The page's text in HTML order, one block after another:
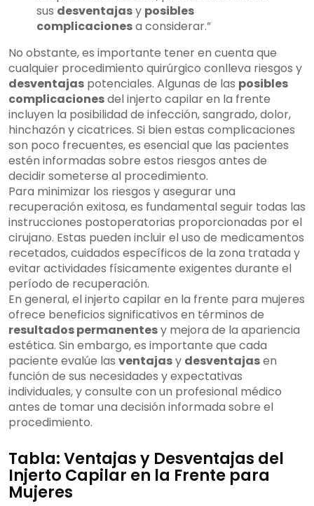
sus desventajasy posibles
complicacionesa considerar.”
No obstante, es importante tener en cuenta que
cualquier procedimiento quirúrgico conlleva riesgos y
desventajas potenciales. Algunas de las posibles
complicacionesdel injerto capilar en la frente
incluyen la posibilidad de infección, sangrado, dolor,
hinchazón y cicatrices. Si bien estas complicaciones
son poco frecuentes, es esencial que las pacientes
estén informadas sobre estos riesgos antes de
decidir someterse al procedimiento.
Para minimizar los riesgos y asegurar una
recuperación exitosa, es fundamental seguir todas las
instrucciones postoperatorias proporcionadas por el
cirujano. Estas pueden incluir el uso de medicamentos
recetados, cuidados específicos de la zona tratada y
evitar actividades físicamente exigentes durante el
período de recuperación.
En general, el injerto capilar en la frente para mujeres
ofrece beneficios significativos en términos de
resultados permanentesy mejora de la apariencia
estética. Sin embargo, es importante que cada
paciente evalúe las ventajasy desventajasen
función de sus necesidades y expectativas
individuales, y consulte con un profesional médico
antes de tomar una decisión informada sobre el
procedimiento.
Tabla: Ventajas y Desventajas del
Injerto Capilar en la Frente para
Mujeres